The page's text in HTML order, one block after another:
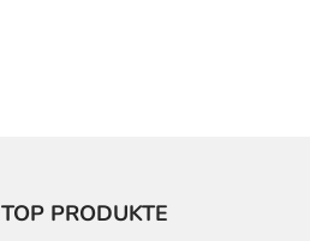
TOP PRODUKTE